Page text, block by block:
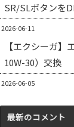
SR/SLボタンを
2026-06-11
【エクシーガ
10W-30）交換
2026-06-05
最新のコメント